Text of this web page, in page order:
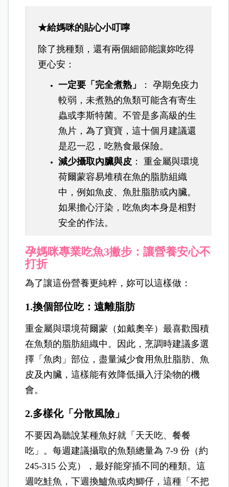
★給媽咪的貼心小叮嚀
除了挑種類，還有兩個細節能讓妳吃得
更心安：
一定要「完全煮熟」
： 孕期免疫力
較弱，未煮熟的魚類可能含有寄生
蟲或李斯特菌。不管是多高級的生
魚片，為了寶寶，這十個月建議還
是忍一忍，吃熟食最保險。
減少攝取內臟與皮 ： 重金屬與環境
荷爾蒙容易堆積在魚的脂肪組織
中，例如魚皮、魚肚脂肪或內臟。
如果擔心汙染，吃魚肉本身是相對
安全的作法。
孕媽咪專業吃魚3撇步：讓營養安心不
打折
為了讓這份營養更純粹，妳可以這樣做：
1.換個部位吃：遠離脂肪
重金屬與環境荷爾蒙（如戴奧辛）最喜歡囤積
在魚類的脂肪組織中。因此，烹調時建議多選
擇「魚肉」部位，盡量減少食用魚肚脂肪、魚
皮及內臟，這樣能有效降低攝入汙染物的機
會。
2.多樣化「分散風險」
不要因為聽說某種魚好就「天天吃、餐餐
吃」。每週建議攝取的魚類總量為 7-9 份（約
245-315 公克），最好能穿插不同的種類。這
週吃鮭魚，下週換鱸魚或肉鯽仔，這種「不把